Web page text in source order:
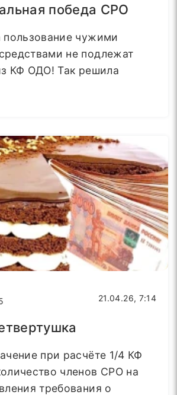
победа СРО
пользование чужими
не подлежат
КФ ОДО! Так решила
21.04.26, 7:14
при расчёте 1/4 КФ
членов СРО на
требования о